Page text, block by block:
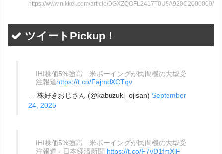
https://www.nikkei.com/article/DGXZQOFL2417T0U5A920C2000000/
ツイートPickup！
IHI株価5%強高 米ボーイングが民間機の大型受
注報道https://t.co/FajmdXCTqv
— 株好きおじさん (@kabuzuki_ojisan) September
24, 2025
IHI株価5%強高 米ボーイングが民間機の大型受
注報道 - 日本経済新聞 https://t.co/F7vD1fmXlF